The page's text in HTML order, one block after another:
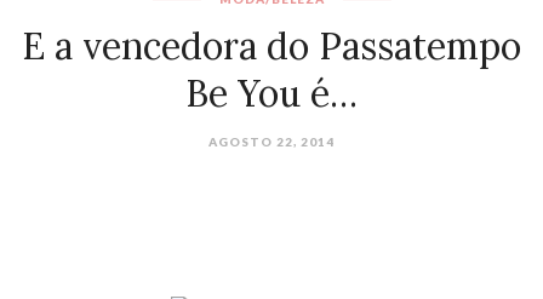
E a vencedora do Passatempo
Be You é…
AGOSTO 22, 2014